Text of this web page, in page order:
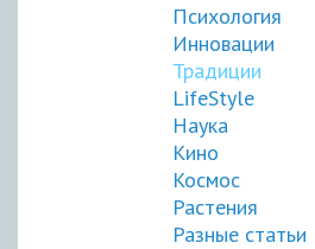
Психология
Инновации
Традиции
LifeStyle
Наука
Кино
Космос
Растения
Разные статьи